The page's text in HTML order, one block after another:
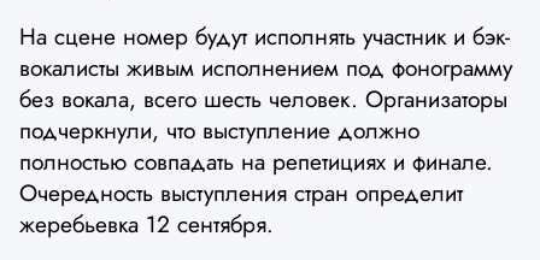
На сцене номер будут исполнять участник и бэк-
вокалисты живым исполнением под фонограмму
без вокала, всего шесть человек. Организаторы
подчеркнули, что выступление должно
полностью совпадать на репетициях и финале.
Очередность выступления стран определит
жеребьевка 12 сентября.